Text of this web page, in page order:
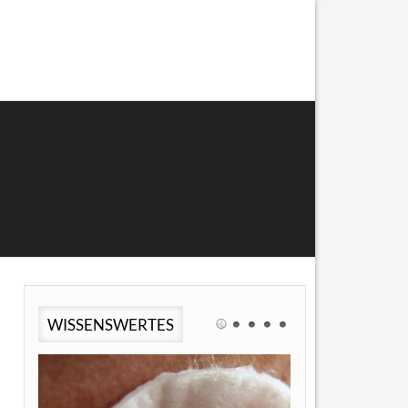
WISSENSWERTES